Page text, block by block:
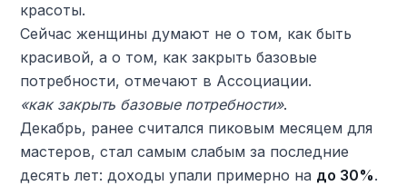
красоты.
Сейчас женщины думают не о том, как быть
красивой, а о том, как закрыть базовые
потребности, отмечают в Ассоциации.
«как закрыть базовые потребности».
Декабрь, ранее считался пиковым месяцем для
мастеров, стал самым слабым за последние
десять лет: доходы упали примерно на до 30%.